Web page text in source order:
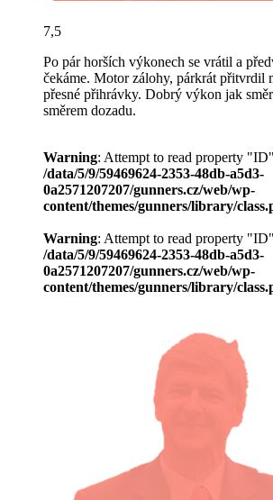
7,5
Po pár horších výkonech se vrátil a
čekáme. Motor zálohy, párkrát přitvrdil
přesné přihrávky. Dobrý výkon jak
směrem dozadu.
Warning: Attempt to read property
/data/5/9/59469624-2353-48db-a5d3-
0a2571207207/gunners.cz/web/wp-
content/themes/gunners/library/
Warning: Attempt to read property
/data/5/9/59469624-2353-48db-a5d3-
0a2571207207/gunners.cz/web/wp-
content/themes/gunners/library/